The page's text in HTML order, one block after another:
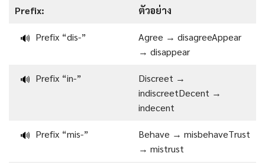
Prefix: ตัวอย่าง
🔊 Prefix “dis-”
Agree → disagreeAppear
→ disappear
🔊 Prefix “in-”
Discreet →
indiscreetDecent →
indecent
🔊 Prefix “mis-”
Behave → misbehaveTrust
→ mistrust